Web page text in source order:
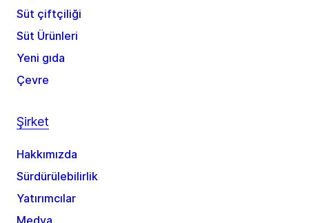
Süt çiftçiliği
Süt Ürünleri
Yeni gıda
Çevre
Şirket
Hakkımızda
Sürdürülebilirlik
Yatırımcılar